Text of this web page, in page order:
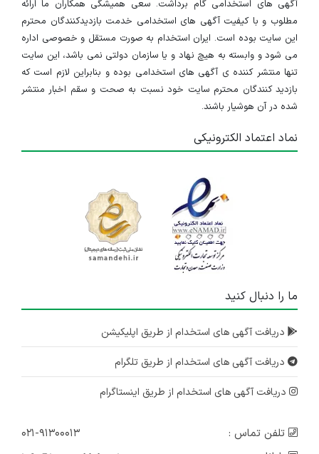
آگهی های استخدامی گام برداشت. سعی همیشگی همکاران ما ارائه
مطلوب و با کیفیت آگهی های استخدامی خدمت بازدیدکنندگان محترم
این سایت بوده است. ایران استخدام به صورت مستقل و خصوصی اداره
می شود و وابسته به هیچ نهاد و یا سازمان دولتی نمی باشد، این سایت
تنها منتشر کننده ی آگهی های استخدامی بوده و بنابراین لازم است که
بازدید کنندگان محترم سایت خود نسبت به صحت و سقم اخبار منتشر
شده در آن هوشیار باشند.
نماد اعتماد الکترونیکی
ما را دنبال کنید
دریافت آگهی های استخدام از طریق اپلیکیشن
دریافت آگهی های استخدام از طریق تلگرام
دریافت آگهی های استخدام از طریق اینستاگرام
تلفن تماس :
۰۲۱-۹۱۳۰۰۰۱۳